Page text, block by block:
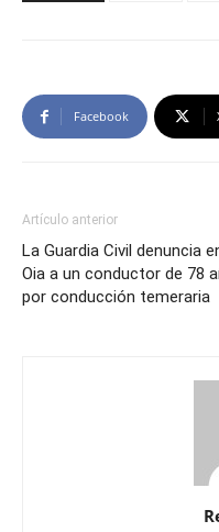
Facebook
Artículo anterior
La Guardia Civil denuncia
Oia a un conductor de 78
por conducción temeraria